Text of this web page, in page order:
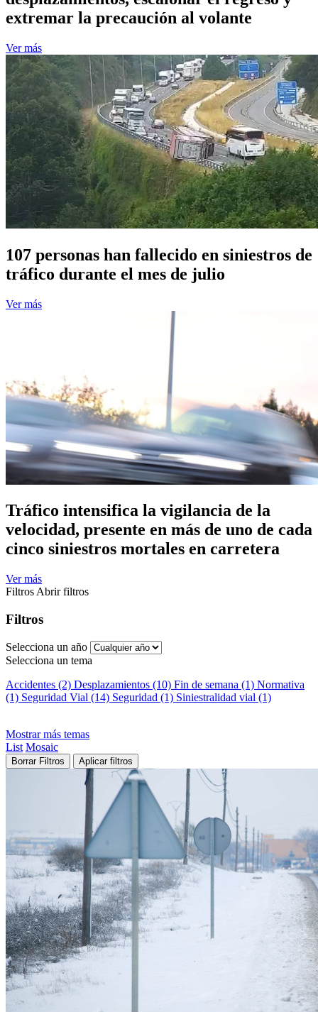
extremar la precaución al volante
Ver más
107 personas han fallecido en siniestros de
tráfico durante el mes de julio
Ver más
Tráfico intensifica la vigilancia de la
velocidad, presente en más de uno de cada
cinco siniestros mortales en carretera
Ver más
Filtros Abrir filtros
Filtros
Selecciona un año
Selecciona un tema
Accidentes (2) Desplazamientos (10) Fin de semana (1) Normativa
(1) Seguridad Vial (14) Seguridad (1) Siniestralidad vial (1)
Mostrar más temas
List Mosaic
Borrar Filtros Aplicar filtros